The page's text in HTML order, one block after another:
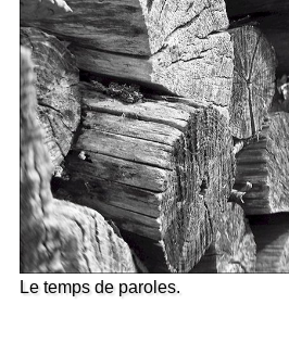
Le temps de paroles.